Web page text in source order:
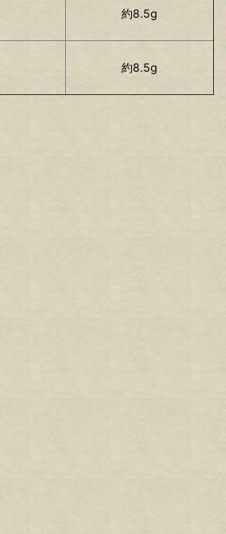
約8.5g
約8.5g